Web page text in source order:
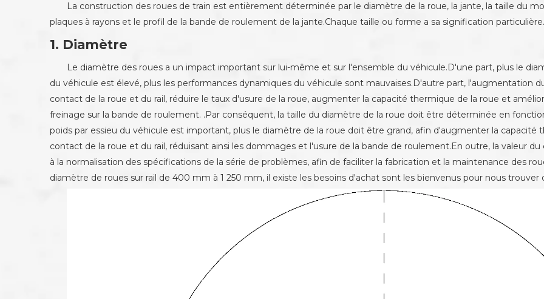
La construction des roues de train est entièrement déterminée par le diamètre de la roue, la jante, la taille du
plaques à rayons et le profil de la bande de roulement de la jante.Chaque taille ou forme a sa signification particulière.
1. Diamètre
Le diamètre des roues a un impact important sur lui-même et sur l'ensemble du véhicule.D'une part, plus le
du véhicule est élevé, plus les performances dynamiques du véhicule sont mauvaises.D'autre part, l'augmentation
contact de la roue et du rail, réduire le taux d'usure de la roue, augmenter la capacité thermique de la roue et
freinage sur la bande de roulement. .Par conséquent, la taille du diamètre de la roue doit être déterminée en
poids par essieu du véhicule est important, plus le diamètre de la roue doit être grand, afin d'augmenter la
contact de la roue et du rail, réduisant ainsi les dommages et l'usure de la bande de roulement.En outre, la valeur
à la normalisation des spécifications de la série de problèmes, afin de faciliter la fabrication et la maintenance des
diamètre de roues sur rail de 400 mm à 1 250 mm, il existe les besoins d'achat sont les bienvenus pour nous